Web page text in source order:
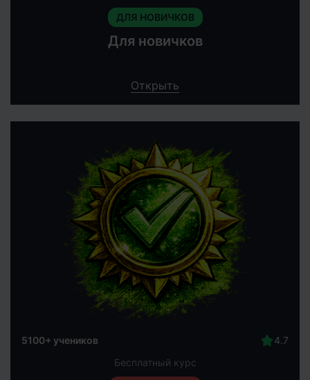
ДЛЯ НОВИЧКОВ
Для новичков
Открыть
5100+ учеников
Бесплатный курс